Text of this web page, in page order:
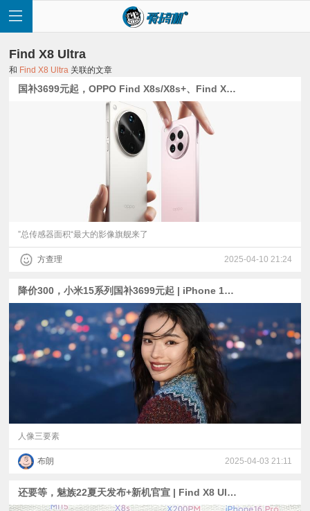
讯
测
视
普
验
Find X8 Ultra
和 Find X8 Ultra 关联的文章
国补3699元起，OPPO Find X8s/X8s+、Find X8 Ultra、首台骁龙8至尊版平板发布
”总传感器面积“最大的影像旗舰来了
方查理 2025-04-10 21:24
降价300，小米15系列国补3699元起 | iPhone 17 Pro 3.5倍新长焦爆料 | X200U、Find X8U新样张
人像三要素
布朗 2025-04-03 21:11
还要等，魅族22夏天发布+新机官宣 | Find X8 Ultra真机？ | X200 Ultra预热变焦闪光灯+更强的苹果互动